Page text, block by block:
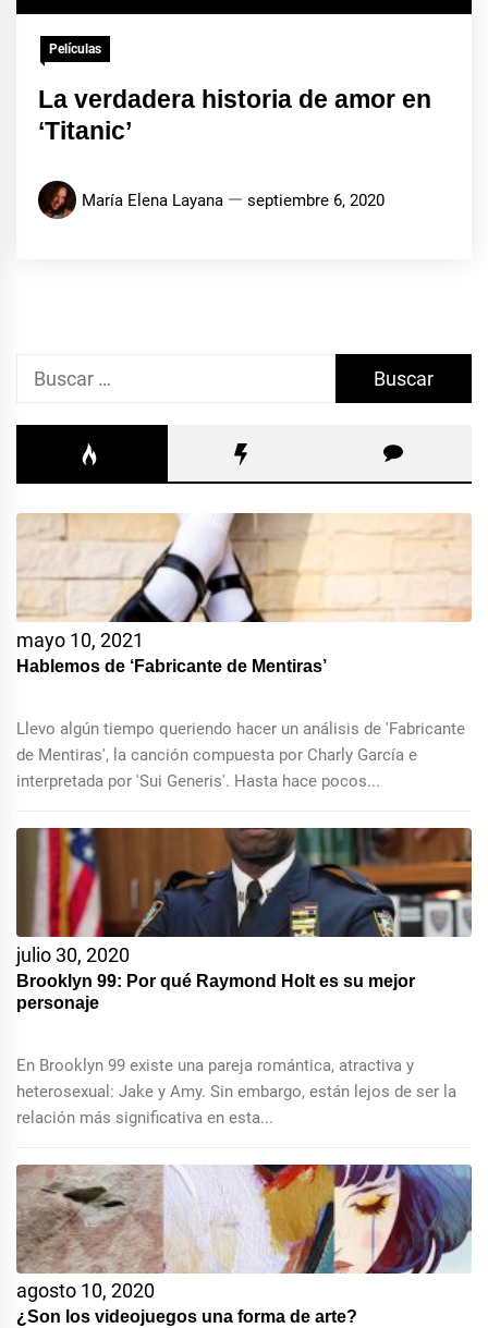
Películas
La verdadera historia de amor en
‘Titanic’
María Elena Layana septiembre 6, 2020
Buscar:
mayo 10, 2021
Hablemos de ‘Fabricante de Mentiras’
Llevo algún tiempo queriendo hacer un análisis de 'Fabricante
de Mentiras', la canción compuesta por Charly García e
interpretada por 'Sui Generis'. Hasta hace pocos...
julio 30, 2020
Brooklyn 99: Por qué Raymond Holt es su mejor
personaje
En Brooklyn 99 existe una pareja romántica, atractiva y
heterosexual: Jake y Amy. Sin embargo, están lejos de ser la
relación más significativa en esta...
agosto 10, 2020
¿Son los videojuegos una forma de arte?